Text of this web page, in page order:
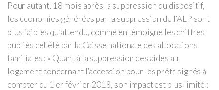
Pour autant, 18 mois après la suppression du dispositif,
les économies générées par la suppression de l’ALP sont
plus faibles qu’attendu, comme en témoigne les chiffres
publiés cet été par la Caisse nationale des allocations
familiales : « Quant à la suppression des aides au
logement concernant l’accession pour les prêts signés à
compter du 1 er février 2018, son impact est plus limité :